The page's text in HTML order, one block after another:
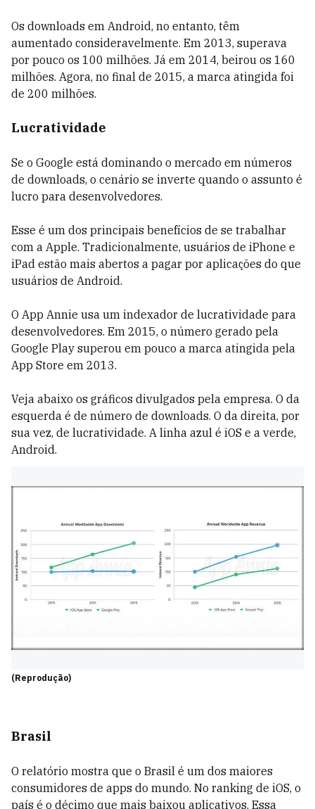
Os downloads em Android, no entanto, têm
aumentado consideravelmente. Em 2013, superava
por pouco os 100 milhões. Já em 2014, beirou os 160
milhões. Agora, no final de 2015, a marca atingida foi
de 200 milhões.
Lucratividade
Se o Google está dominando o mercado em números
de downloads, o cenário se inverte quando o assunto é
lucro para desenvolvedores.
Esse é um dos principais benefícios de se trabalhar
com a Apple. Tradicionalmente, usuários de iPhone e
iPad estão mais abertos a pagar por aplicações do que
usuários de Android.
O App Annie usa um indexador de lucratividade para
desenvolvedores. Em 2015, o número gerado pela
Google Play superou em pouco a marca atingida pela
App Store em 2013.
Veja abaixo os gráficos divulgados pela empresa. O da
esquerda é de número de downloads. O da direita, por
sua vez, de lucratividade. A linha azul é iOS e a verde,
Android.
(Reprodução)
Brasil
O relatório mostra que o Brasil é um dos maiores
consumidores de apps do mundo. No ranking de iOS, o
país é o décimo que mais baixou aplicativos. Essa